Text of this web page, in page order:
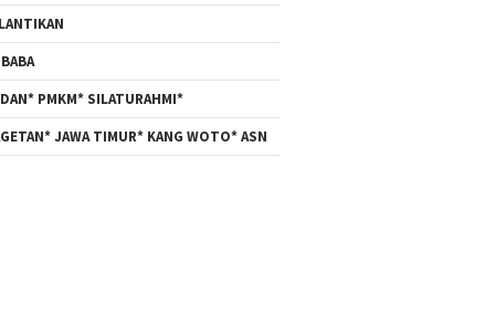
PMKM* SILATURAHMI*
JAWA TIMUR* KANG WOTO* ASN